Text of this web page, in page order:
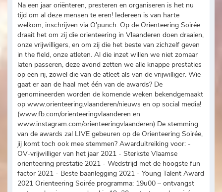
Na een jaar oriënteren, presteren en organiseren is het nu
tijd om al deze mensen te eren! Iedereen is van harte
welkom, inschrijven via O'punch. Op de Orienteering Soirée
draait het om zij die orienteering in Vlaanderen doen draaien,
onze vrijwilligers, en om zij die het beste van zichzelf geven
in the field, onze atleten. Al die inzet willen we niet zomaar
laten passeren, deze avond zetten we alle knappe prestaties
op een rij, zowel die van de atleet als van de vrijwilliger. Wie
gaat er aan de haal met één van de awards? De
genomineerden worden de komende weken bekendgemaakt
op www.orienteering.vlaanderen/nieuws en op social media!
(www.fb.com/orienteeringvlaanderen en
www.instagram.com/orienteeringvlaanderen) De stemming
van de awards zal LIVE gebeuren op de Orienteering Soirée,
jij komt toch ook mee stemmen? Awarduitreiking voor: -
OV-vrijwilliger van het jaar 2021 - Sterkste Vlaamse
orienteering prestatie 2021 - Wedstrijd met de hoogste fun
factor 2021 - Beste baanlegging 2021 - Young Talent Award
2021 Orienteering Soirée programma: 19u00 – ontvangst